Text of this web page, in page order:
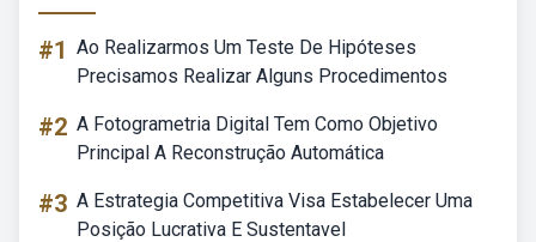
#1 Ao Realizarmos Um Teste De Hipóteses
Precisamos Realizar Alguns Procedimentos
#2 A Fotogrametria Digital Tem Como Objetivo
Principal A Reconstrução Automática
#3 A Estrategia Competitiva Visa Estabelecer Uma
Posição Lucrativa E Sustentavel